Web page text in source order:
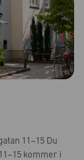
11–15 Du
kommer i